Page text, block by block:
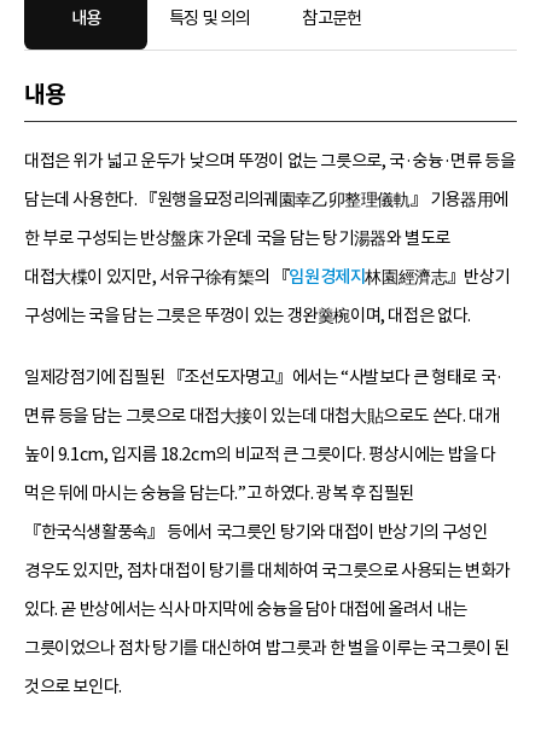
내용 특징 및 의의 참고문헌
내용
대접은 위가 넓고 운두가 낮으며 뚜껑이 없는 그릇으로, 국·숭늉·면류 등을
담는데 사용한다. 『원행을묘정리의궤園幸乙卯整理儀軌』 기용器用에
한 부로 구성되는 반상盤床 가운데 국을 담는 탕기湯器와 별도로
대접大楪이 있지만, 서유구徐有榘의 『임원경제지林園經濟志』반상기
구성에는 국을 담는 그릇은 뚜껑이 있는 갱완羹椀이며, 대접은 없다.
일제강점기에 집필된 『조선도자명고』에서는 “사발보다 큰 형태로 국·
면류 등을 담는 그릇으로 대접大接이 있는데 대첩大貼으로도 쓴다. 대개
높이 9.1cm, 입지름 18.2cm의 비교적 큰 그릇이다. 평상시에는 밥을 다
먹은 뒤에 마시는 숭늉을 담는다.”고 하였다. 광복 후 집필된
『한국식생활풍속』 등에서 국그릇인 탕기와 대접이 반상기의 구성인
경우도 있지만, 점차 대접이 탕기를 대체하여 국그릇으로 사용되는 변화가
있다. 곧 반상에서는 식사 마지막에 숭늉을 담아 대접에 올려서 내는
그릇이었으나 점차 탕기를 대신하여 밥그릇과 한 벌을 이루는 국그릇이 된
것으로 보인다.